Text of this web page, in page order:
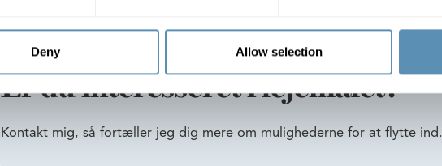
Deny Allow selection
Er du interesseret i lejemålet?
Kontakt mig, så fortæller jeg dig mere om mulighederne for at flytte ind.